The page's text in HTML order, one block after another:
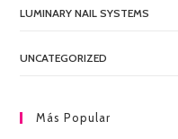
LUMINARY NAIL SYSTEMS
UNCATEGORIZED
Más Popular